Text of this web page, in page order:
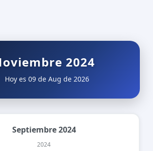
2024
Hoy es 09 de Aug de 2026
Septiembre 2024
2024